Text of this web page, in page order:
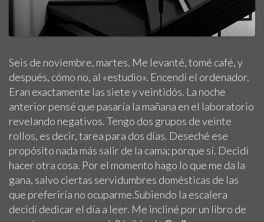
Seis de noviembre, martes. Me levanté, tomé café, y
después, cómo no, al «estudio». Encendí el ordenador.
Eran exactamente las siete y veintidós. La noche
anterior pensé que pasaría la mañana en el laboratorio
revelando negativos. Tengo dos grupos de veinte
rollos, es decir, tarea para dos días. Deseché ese
propósito nada más salir de la cama; porque sí. Decidí
hacer otra cosa. Por el momento hago lo que me da la
gana, salvo ciertas servidumbres domésticas de las
que preferiría no ocuparme.Subiendo la escalera
decidí dedicar el día a leer. Me incliné por un libro de